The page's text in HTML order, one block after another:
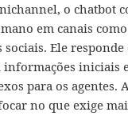
o chatbot
em canais
sociais. Ele
informações iniciais
para os agentes.
no que exige